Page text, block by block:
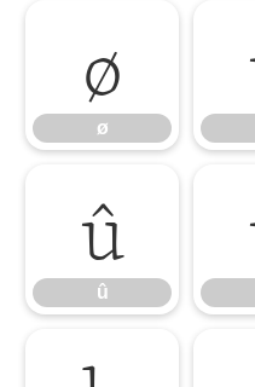
ø
ø
û
û